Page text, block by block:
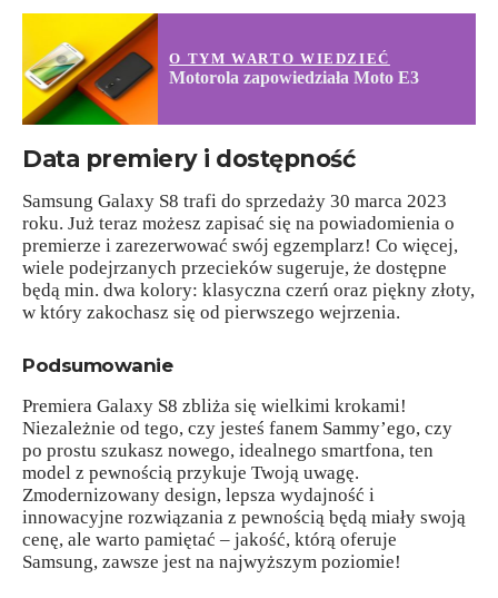
O TYM WARTO WIEDZIEĆ
Motorola zapowiedziała Moto E3
Data premiery i dostępność
Samsung Galaxy S8 trafi do sprzedaży 30 marca 2023
roku. Już teraz możesz zapisać się na powiadomienia o
premierze i zarezerwować swój egzemplarz! Co więcej,
wiele podejrzanych przecieków sugeruje, że dostępne
będą min. dwa kolory: klasyczna czerń oraz piękny złoty,
w który zakochasz się od pierwszego wejrzenia.
Podsumowanie
Premiera Galaxy S8 zbliża się wielkimi krokami!
Niezależnie od tego, czy jesteś fanem Sammy’ego, czy
po prostu szukasz nowego, idealnego smartfona, ten
model z pewnością przykuje Twoją uwagę.
Zmodernizowany design, lepsza wydajność i
innowacyjne rozwiązania z pewnością będą miały swoją
cenę, ale warto pamiętać – jakość, którą oferuje
Samsung, zawsze jest na najwyższym poziomie!